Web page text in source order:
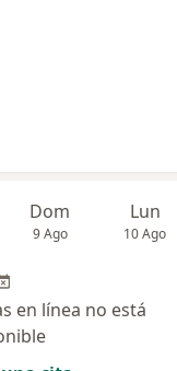
Dom
9 Ago
Lun
10 Ago
en línea no está